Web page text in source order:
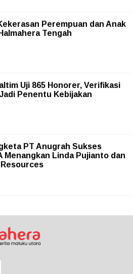
Perempuan dan Anak
Tengah
Uji 865 Honorer, Verifikasi
Penentu Kebijakan
PT Anugrah Sukses
Menangkan Linda Pujianto dan
Resources